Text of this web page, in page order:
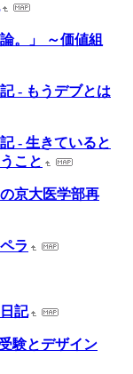
。」 ～価値組
- もうデブとは
- 生きていると
こと
京大医学部再
ラ
記
験とデザイン